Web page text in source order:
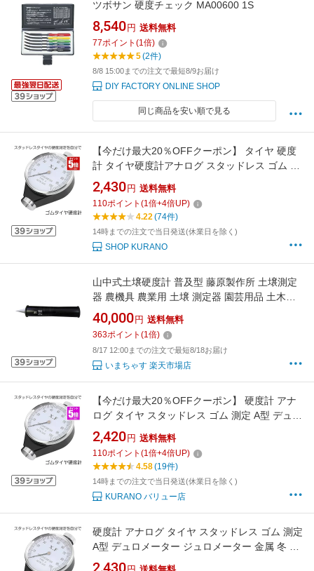
ツボサン 硬度チェック MA00600 1S
8,540 円 送料無料
77ポイント (1倍)
5(2件)
8/8 15:00までの注文で最短8/9お届け
DIY FACTORY ONLINE SHOP
同じ商品を安い順で見る
【今だけ最大20％OFFクーポン】 タイヤ 硬度
計 タイヤ硬度計アナログ スタッドレス ゴム 測
定 A型 デュロメーター ジュロメーター 金属 冬
夏 タイヤ シリコン ワックス ゴム ロール ホー
ス 送
2,430 円 送料無料
110ポイント (1倍+4倍UP)
4.22(74件)
14時までの注文で当日発送(休業日を除く)
SHOP KURANO
山中式土壌硬度計 普及型 藤原製作所 土壌測定
器 農機具 農業用 土壌 測定器 園芸用品 土木用
品 建設 農業機器 土壌 土壌調査 土壌計測 地質
地質調査 地質測定 地質計測 山中式 普及型 標準
型 軟質岩 学校教材用 コンパクト 携帯 持ち運び
軽量
40,000 円 送料無料
363ポイント (1倍)
8/17 12:00までの注文で最短8/18お届け
いまちゃす 楽天市場店
【今だけ最大20％OFFクーポン】 硬度計 アナ
ログ タイヤ スタッドレス ゴム 測定 A型 デュロ
メーター ジュロメーター 金属 冬 夏 タイヤ シ
リコン ワックス ゴム ロール ホース 送
2,420 円 送料無料
110ポイント (1倍+4倍UP)
4.58(19件)
14時までの注文で当日発送(休業日を除く)
KURANO バリュー店
硬度計 アナログ タイヤ スタッドレス ゴム 測定
A型 デュロメーター ジュロメーター 金属 冬 夏
タイヤ シリコン ワックス ゴム ロール ホース